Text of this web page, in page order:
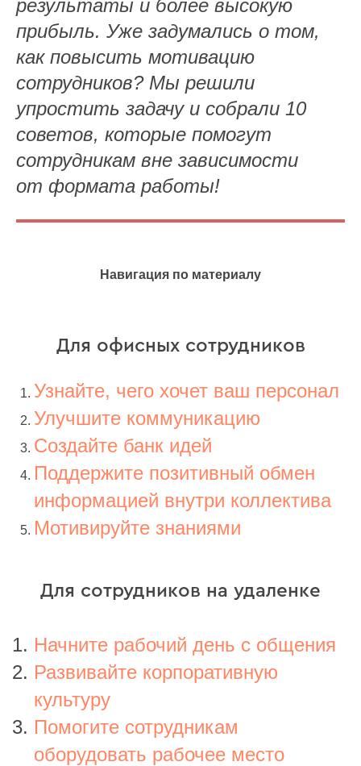
результаты и более высокую
прибыль. Уже задумались о том,
как повысить мотивацию
сотрудников? Мы решили
упростить задачу и собрали 10
советов, которые помогут
сотрудникам вне зависимости
от формата работы!
Навигация по материалу
Для офисных сотрудников
Узнайте, чего хочет ваш персонал
Улучшите коммуникацию
Создайте банк идей
Поддержите позитивный обмен
информацией внутри коллектива
Мотивируйте знаниями
Для сотрудников на удаленке
Начните рабочий день с общения
Развивайте корпоративную
культуру
Помогите сотрудникам
оборудовать рабочее место